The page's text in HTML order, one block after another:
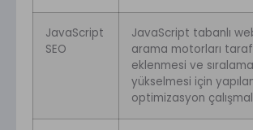
JavaScript
SEO
JavaScript tabanlı
arama motorları
eklenmesi ve
yükselmesi için
optimizasyon